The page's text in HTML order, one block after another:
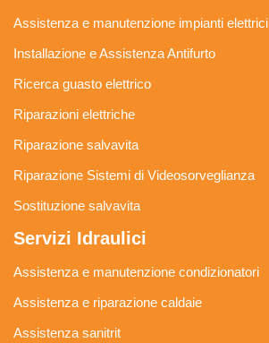
Assistenza e manutenzione impianti elettrici
Installazione e Assistenza Antifurto
Ricerca guasto elettrico
Riparazioni elettriche
Riparazione salvavita
Riparazione Sistemi di Videosorveglianza
Sostituzione salvavita
Servizi Idraulici
Assistenza e manutenzione condizionatori
Assistenza e riparazione caldaie
Assistenza sanitrit